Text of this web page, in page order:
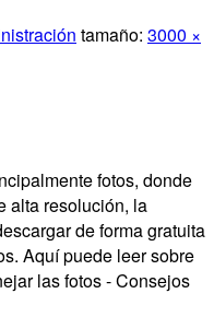
tamaño: 3000 ×
fotos, donde
alta resolución, la
de forma gratuita
Aquí puede leer sobre
las fotos - Consejos